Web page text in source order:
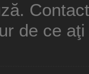
de ce